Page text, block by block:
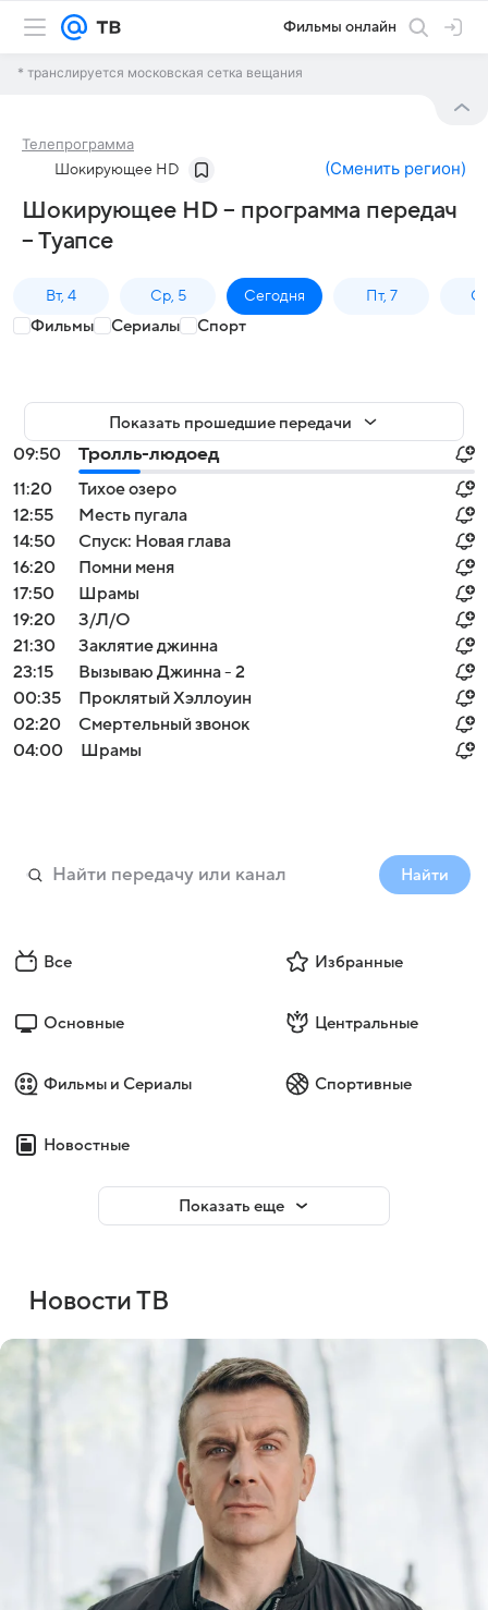
Фильмы онлайн
* транслируется московская сетка вещания
Телепрограмма
Шокирующее HD (Сменить регион)
Шокирующее HD – программа передач
– Туапсе
Вт, 4 Ср, 5 Сегодня Пт, 7
Фильмы Сериалы Спорт
Показать прошедшие передачи
09:50
Тролль-людоед
11:20
Тихое озеро
12:55
Месть пугала
14:50
Спуск: Новая глава
16:20
Помни меня
17:50
Шрамы
19:20
З/Л/О
21:30
Заклятие джинна
23:15
Вызываю Джинна - 2
00:35
Проклятый Хэллоуин
02:20
Смертельный звонок
04:00
Шрамы
Найти
Все Избранные
Основные Центральные
Фильмы и Сериалы Спортивные
Новостные
Показать еще
Новости ТВ